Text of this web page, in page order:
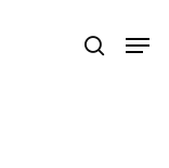
search